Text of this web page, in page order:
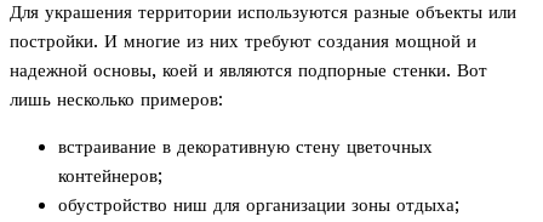
Для украшения территории используются разные объекты или
постройки. И многие из них требуют создания мощной и
надежной основы, коей и являются подпорные стенки. Вот
лишь несколько примеров:
встраивание в декоративную стену цветочных
контейнеров;
обустройство ниш для организации зоны отдыха;